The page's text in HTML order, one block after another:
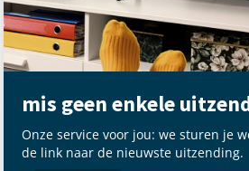
mis geen enkele
Onze service voor jou: we sturen je
de link naar de nieuwste uitzending.